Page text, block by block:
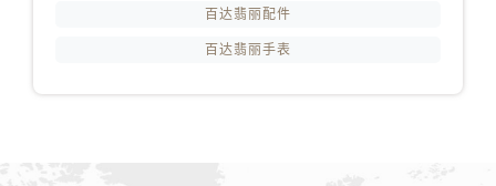
百达翡丽配件
百达翡丽手表